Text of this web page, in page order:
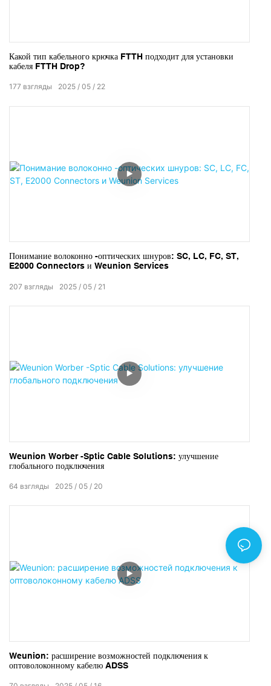
Какой тип кабельного крючка FTTH подходит для установки
кабеля FTTH Drop?
2025 05 22
177 взгляды
Понимание волоконно -оптических шнуров: SC, LC, FC, ST,
E2000 Connectors и Weunion Services
2025 05 21
207 взгляды
Weunion Worber -Sptic Cable Solutions: улучшение
глобального подключения
2025 05 20
64 взгляды
Weunion: расширение возможностей подключения к
оптоволоконному кабелю ADSS